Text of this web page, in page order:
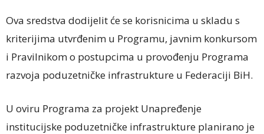
Ova sredstva dodijelit će se korisnicima u skladu s
kriterijima utvrđenim u Programu, javnim konkursom
i Pravilnikom o postupcima u provođenju Programa
razvoja poduzetničke infrastrukture u Federaciji BiH.
U oviru Programa za projekt Unapređenje
institucijske poduzetničke infrastrukture planirano je